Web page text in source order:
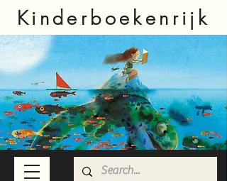
Kinderboekenrijk